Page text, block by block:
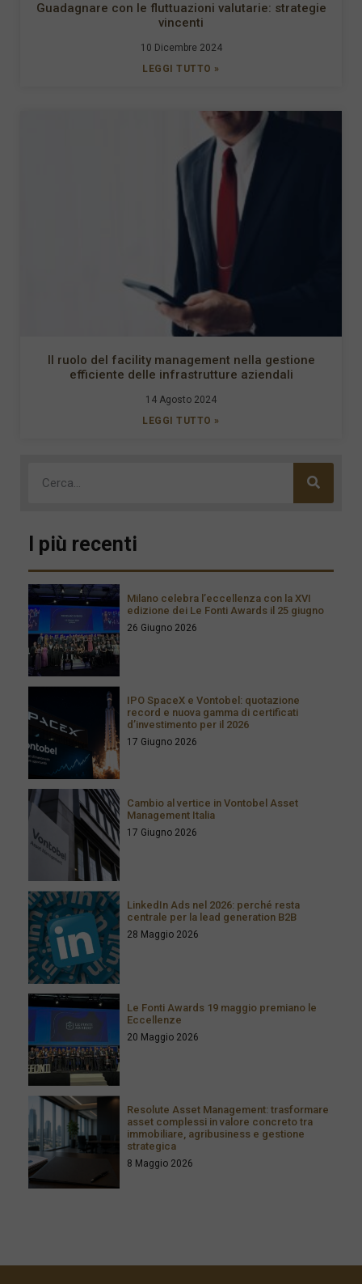
Guadagnare con le fluttuazioni valutarie: strategie
vincenti
10 Dicembre 2024
LEGGI TUTTO »
Il ruolo del facility management nella gestione
efficiente delle infrastrutture aziendali
14 Agosto 2024
LEGGI TUTTO »
I più recenti
Milano celebra l’eccellenza con la XVI
edizione dei Le Fonti Awards il 25 giugno
26 Giugno 2026
IPO SpaceX e Vontobel: quotazione
record e nuova gamma di certificati
d’investimento per il 2026
17 Giugno 2026
Cambio al vertice in Vontobel Asset
Management Italia
17 Giugno 2026
LinkedIn Ads nel 2026: perché resta
centrale per la lead generation B2B
28 Maggio 2026
Le Fonti Awards 19 maggio premiano le
Eccellenze
20 Maggio 2026
Resolute Asset Management: trasformare
asset complessi in valore concreto tra
immobiliare, agribusiness e gestione
strategica
8 Maggio 2026